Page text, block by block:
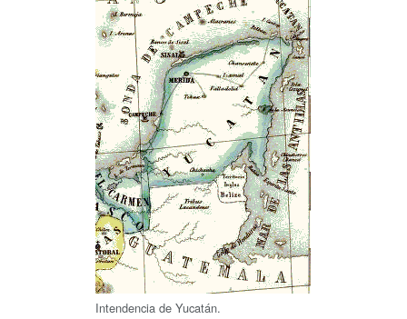
Intendencia de Yucatán.